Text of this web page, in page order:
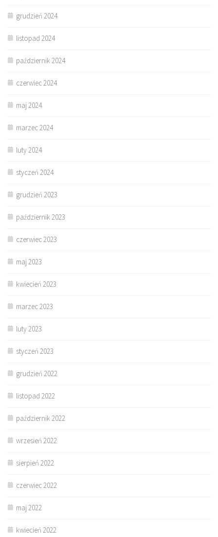
grudzień 2024
listopad 2024
październik 2024
czerwiec 2024
maj 2024
marzec 2024
luty 2024
styczeń 2024
grudzień 2023
październik 2023
czerwiec 2023
maj 2023
kwiecień 2023
marzec 2023
luty 2023
styczeń 2023
grudzień 2022
listopad 2022
październik 2022
wrzesień 2022
sierpień 2022
czerwiec 2022
maj 2022
kwiecień 2022